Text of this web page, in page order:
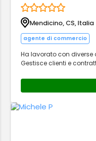
Mendicino, CS, Italia
agente di commercio
Ha lavorato con
Gestisce clienti e